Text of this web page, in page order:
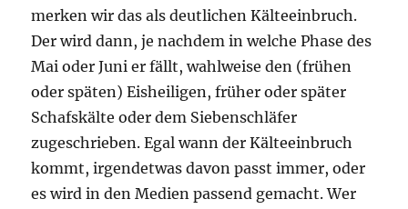
merken wir das als deutlichen Kälteeinbruch.
Der wird dann, je nachdem in welche Phase des
Mai oder Juni er fällt, wahlweise den (frühen
oder späten) Eisheiligen, früher oder später
Schafskälte oder dem Siebenschläfer
zugeschrieben. Egal wann der Kälteeinbruch
kommt, irgendetwas davon passt immer, oder
es wird in den Medien passend gemacht. Wer